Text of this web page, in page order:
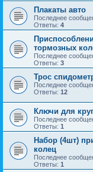
Плакаты авто
Последнее
Ответы: 4
тормозных
Последнее
Ответы: 3
Трос
Последнее
Ответы: 12
Ключи для
Последнее
Ответы: 1
Набор (4шт)
колец
Последнее
Ответы: 1